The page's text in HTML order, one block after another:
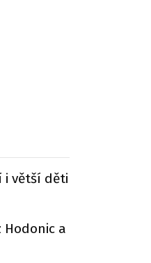
i větší děti
Hodonic a